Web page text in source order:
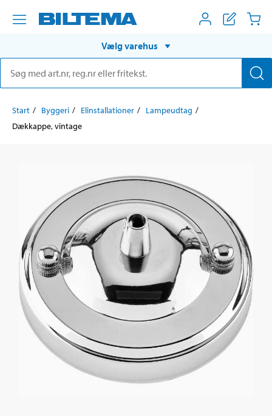
Vælg varehus
Start Byggeri Elinstallationer
Lampeudtag
Dækkappe, vintage